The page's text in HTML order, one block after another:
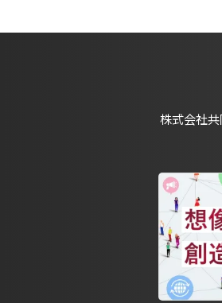
株式会社